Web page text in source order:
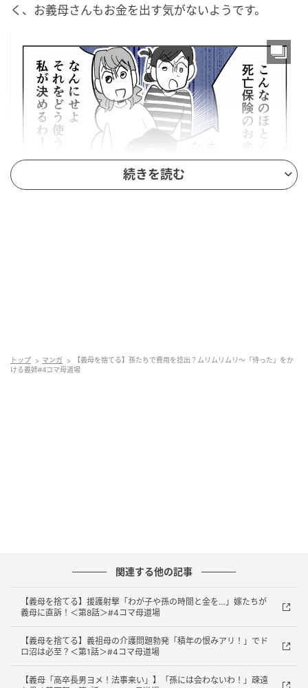
く、お義母さんもお金を出す気がないようです。
出典：select.mamastar.jp
続きを読む
トップ マンガ
【義母を捨てる】孫たちで費用を捻出？ムリムリムリ～「待った」をか
ける義姉#4コマ母道場
関連する他の記事
【義母を捨てる】援護射撃「わが子や孫の時間と金を…」嫁たちが
義母に直訴！＜第8話＞#4コマ母道場
【義母を捨てる】義祖母の介護問題勃発「積年の恨みアリ！」でド
ロ沼は必至？＜第1話＞#4コマ母道場
【義母「高卒長男ヨメ！法事来い」】「孫には会わないわ！」疎遠